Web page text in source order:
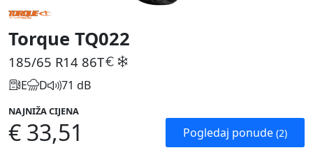
Torque TQ022
185/65 R14 86T
E D 71 dB
NAJNIŽA CIJENA
€ 33,51 Pogledaj ponude (2)